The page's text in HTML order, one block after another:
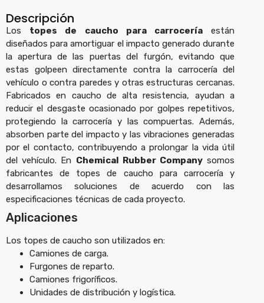
Descripción
Los topes de caucho para carroceríaestán
diseñados para amortiguar el impacto generado durante
la apertura de las puertas del furgón, evitando que
estas golpeen directamente contra la carrocería del
vehículo o contra paredes y otras estructuras cercanas.
Fabricados en caucho de alta resistencia, ayudan a
reducir el desgaste ocasionado por golpes repetitivos,
protegiendo la carrocería y las compuertas. Además,
absorben parte del impacto y las vibraciones generadas
por el contacto, contribuyendo a prolongar la vida útil
del vehículo. En Chemical Rubber Companysomos
fabricantes de topes de caucho para carrocería y
desarrollamos soluciones de acuerdo con las
especificaciones técnicas de cada proyecto.
Aplicaciones
Los topes de caucho son utilizados en:
Camiones de carga.
Furgones de reparto.
Camiones frigoríficos.
Unidades de distribución y logística.